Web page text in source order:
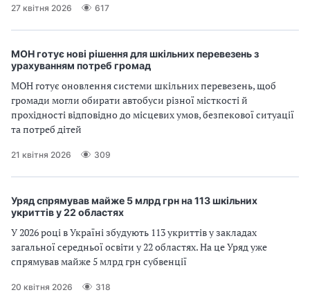
27 квітня 2026 617
МОН готує нові рішення для шкільних перевезень з
урахуванням потреб громад
МОН готує оновлення системи шкільних перевезень, щоб
громади могли обирати автобуси різної місткості й
прохідності відповідно до місцевих умов, безпекової ситуації
та потреб дітей
21 квітня 2026 309
Уряд спрямував майже 5 млрд грн на 113 шкільних
укриттів у 22 областях
У 2026 році в Україні збудують 113 укриттів у закладах
загальної середньої освіти у 22 областях. На це Уряд уже
спрямував майже 5 млрд грн субвенції
20 квітня 2026 318